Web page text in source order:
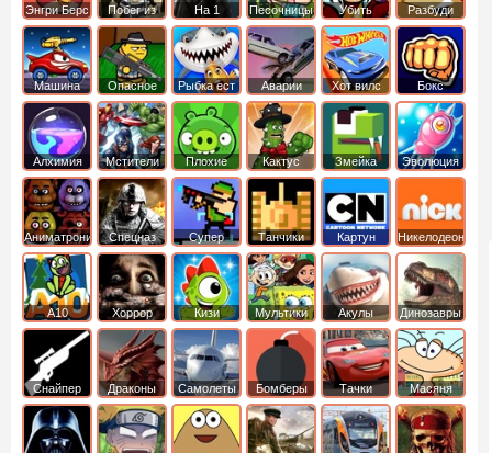
Энгри Берс
Побег из
тюрьмы
На 1 Песочницы
Убить
короля
Разбуди
коробку
Машина
ест
машину
Опасное
оружие
Рыбка ест
рыбку
Аварии
машин
Хот вилс Бокс
Алхимия Мстители
Плохие
свинки
Кактус
маккой
Змейка Эволюция
Аниматроники Спецназ
Супер
бойцы
Танчики
Картун
нетворк
Никелодеон
А10 Хоррор Кизи Мультики Акулы Динозавры
Снайпер Драконы Самолеты Бомберы Тачки Масяня